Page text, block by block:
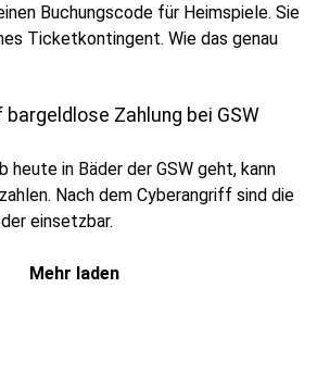
Buchungscode für Heimspiele. Sie
Ticketkontingent. Wie das genau
bargeldlose Zahlung bei GSW
heute in Bäder der GSW geht, kann
Nach dem Cyberangriff sind die
einsetzbar.
Mehr laden